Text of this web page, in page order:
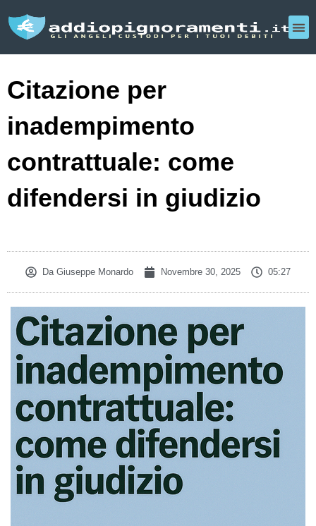
Citazione per
inadempimento
contrattuale: come
difendersi in giudizio
DaGiuseppe Monardo Novembre 30, 2025 05:27